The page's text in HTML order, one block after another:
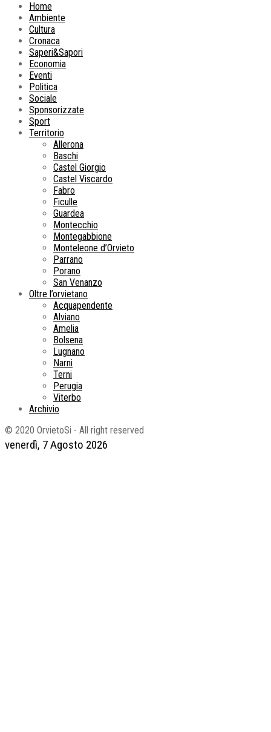
venerdì, 7 Agosto 2026
Home
Ambiente
Cultura
Cronaca
Saperi&Sapori
Economia
Eventi
Politica
Sociale
Sponsorizzate
Sport
Territorio
Allerona
Baschi
Castel Giorgio
Castel Viscardo
Fabro
Ficulle
Guardea
Montecchio
Montegabbione
Monteleone d’Orvieto
Parrano
Porano
San Venanzo
Oltre l’orvietano
Acquapendente
Alviano
Amelia
Bolsena
Lugnano
Narni
Terni
Perugia
Viterbo
Archivio
© 2020 OrvietoSi - All right reserved